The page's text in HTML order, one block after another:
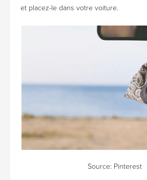
et placez-le dans votre voiture.
Source: Pinterest